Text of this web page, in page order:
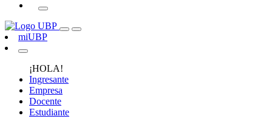
miUBP
¡HOLA!
Ingresante
Empresa
Docente
Estudiante